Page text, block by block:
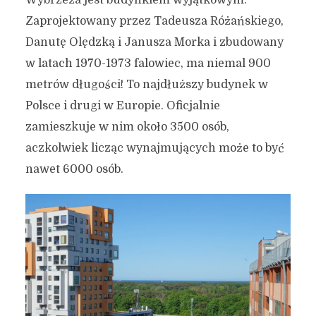
Zaprojektowany przez Tadeusza Różańskiego,
Danutę Olędzką i Janusza Morka i zbudowany
w latach 1970-1973 falowiec, ma niemal 900
metrów długości! To najdłuższy budynek w
Polsce i drugi w Europie. Oficjalnie
zamieszkuje w nim około 3500 osób,
aczkolwiek licząc wynajmujących może to być
nawet 6000 osób.